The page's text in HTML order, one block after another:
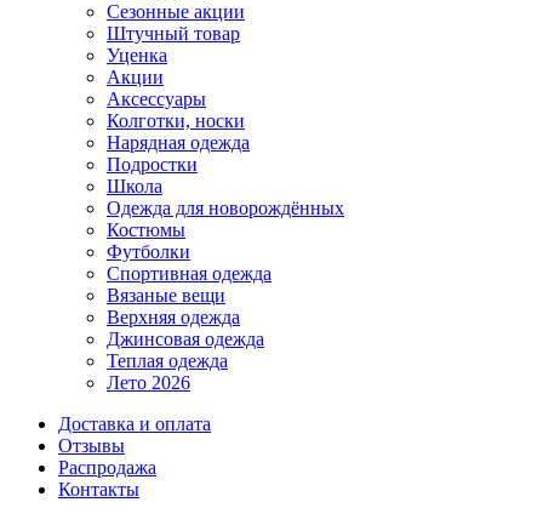
Сезонные акции
Штучный товар
Уценка
Акции
Аксессуары
Колготки, носки
Нарядная одежда
Подростки
Школа
Одежда для новорождённых
Костюмы
Футболки
Спортивная одежда
Вязаные вещи
Верхняя одежда
Джинсовая одежда
Теплая одежда
Лето 2026
Доставка и оплата
Отзывы
Распродажа
Контакты